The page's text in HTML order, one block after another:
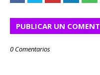
PUBLICAR UN
0 Comentarios